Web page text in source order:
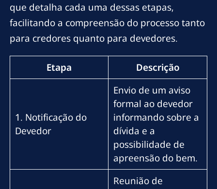
que detalha cada uma dessas etapas,
facilitando a compreensão do processo tanto
para credores quanto para devedores.
Etapa Descrição
1. Notificação do
Devedor
Envio de um aviso
formal ao devedor
informando sobre a
dívida e a
possibilidade de
apreensão do bem.
Reunião de